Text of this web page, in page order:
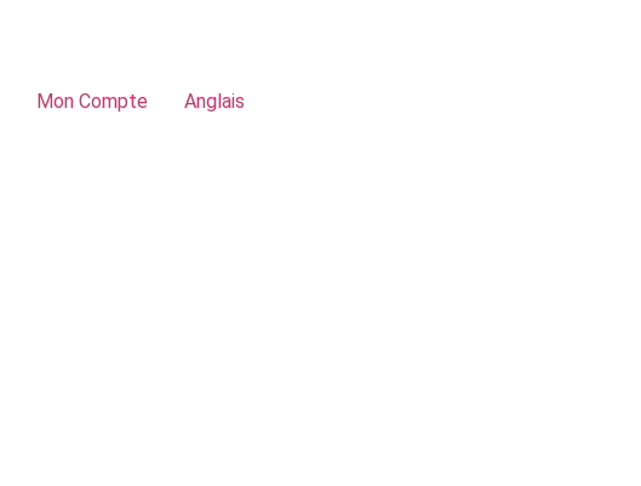
Mon Compte Anglais